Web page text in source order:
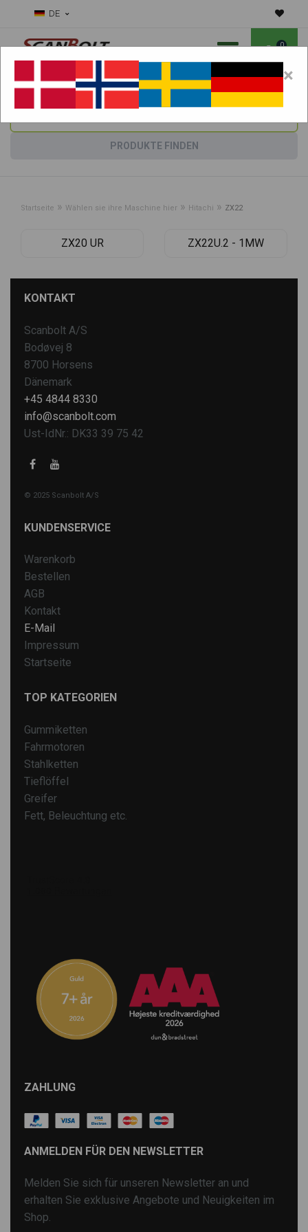
DE
0
Benötigen Sie Hilfe bei Verschleißteilen?Maschine wählen:
PRODUKTE FINDEN
Startseite » Wählen sie ihre Maschine hier » Hitachi » ZX22
ZX20 UR ZX22U.2 - 1MW
KONTAKT
Scanbolt A/S
Bodøvej 8
8700 Horsens
Dänemark
+45 4844 8330
info@scanbolt.com
Ust-IdNr.: DK33 39 75 42
© 2025 Scanbolt A/S
KUNDENSERVICE
Warenkorb
Bestellen
AGB
Kontakt
E-Mail
Impressum
Startseite
TOP KATEGORIEN
Gummiketten
Fahrmotoren
Stahlketten
Tieflöffel
Greifer
Fett, Beleuchtung etc.
ZAHLUNG
ANMELDEN FÜR DEN NEWSLETTER
Melden Sie sich für unseren Newsletter an und
erhalten Sie exklusive Angebote und Neuigkeiten im
Shop.
×